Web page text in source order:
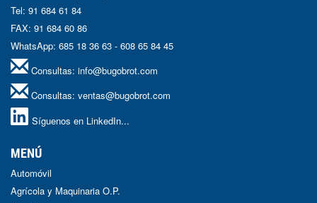
Tel: 91 684 61 84
FAX: 91 684 60 86
WhatsApp: 685 18 36 63 - 608 65 84 45
Consultas: info@bugobrot.com
Consultas: ventas@bugobrot.com
Síguenos en LinkedIn...
MENÚ
Automóvil
Agrícola y Maquinaria O.P.